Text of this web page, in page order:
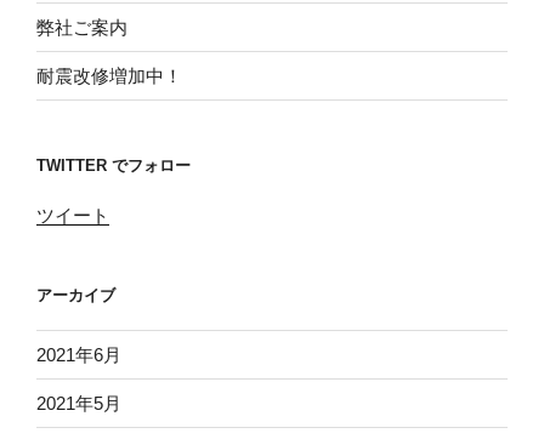
弊社ご案内
耐震改修増加中！
TWITTER でフォロー
ツイート
アーカイブ
2021年6月
2021年5月